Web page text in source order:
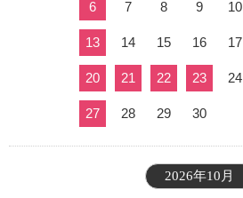
6 7 8 9 10
13 14 15 16 17
20 21 22 23 24
27 28 29 30
2026年10月